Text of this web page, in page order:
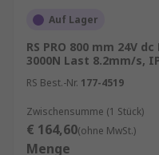
Auf Lager
RS PRO 800 mm 24V
3000N Last 8.2mm/s,
RS Best.-Nr. 177-4519
Zwischensumme (1 Stück)
€ 164,60(ohne MwSt.)
Menge